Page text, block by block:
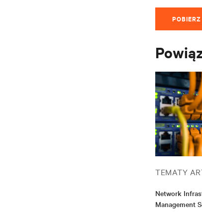
TEMATY
Network
Management